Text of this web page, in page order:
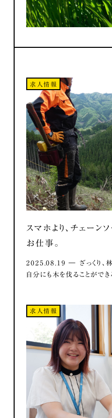
求人情報
スマホより、チェーン
お仕事。
2025.08.19 ― ざっくり、
自分にも木を伐ることがで
求人情報